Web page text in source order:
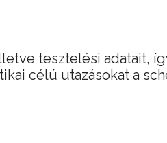
tesztelési adatait,
célú utazásokat a